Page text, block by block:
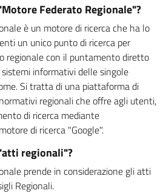
Federato Regionale"?
è un motore di ricerca che ha lo
un unico punto di ricerca per
regionale con il puntamento diretto
informativi delle singole
Si tratta di una piattaforma di
regionali che offre agli utenti,
di ricerca mediante
di ricerca "Google".
regionali"?
prende in considerazione gli atti
Regionali.